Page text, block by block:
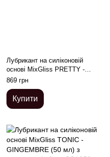
Лубрикант на силіконовій
основі MixGliss PRETTY -
FLEUR CERISIER (50 мл) з
ароматом квіток вишні
869 грн
Купити